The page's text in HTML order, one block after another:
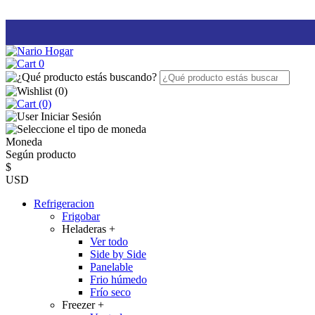
0
(0)
(0)
Iniciar Sesión
Moneda
Según producto
$
USD
Refrigeracion
Frigobar
Heladeras +
Ver todo
Side by Side
Panelable
Frio húmedo
Frío seco
Freezer+